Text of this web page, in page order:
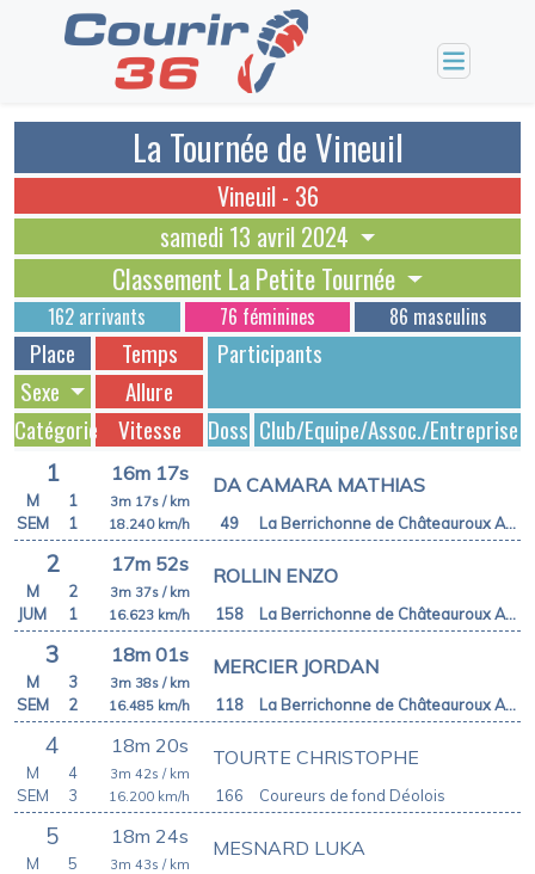
La Tournée de Vineuil
samedi 13 avril 2024
Vineuil - 36
Classement La Petite Tournée
162 arrivants 76 féminines 86 masculins
Place Temps
Dossards
Participants
Allure
Vitesse
Sexe
Catégorie
Club/Equipe/Assoc./Entreprise
1 16m 17s
49
DA CAMARA MATHIAS
3m 17s / km
18.240 km/h
M
1
SEM
1 La Berrichonne de Châteauroux Athletic Club
2 17m 52s
158
ROLLIN ENZO
3m 37s / km
16.623 km/h
M
2
JUM
1 La Berrichonne de Châteauroux Athletic Club
3 18m 01s
118
MERCIER JORDAN
3m 38s / km
16.485 km/h
M
3
SEM
2 La Berrichonne de Châteauroux Athletic Club
4 18m 20s
166
TOURTE CHRISTOPHE
3m 42s / km
16.200 km/h
M
4
SEM
3 Coureurs de fond Déolois
5 18m 24s MESNARD LUKA
3m 43s / km
M
5